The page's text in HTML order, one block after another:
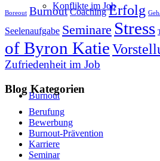
Konflikte im Job
Burnout
Boreout Burnout Coaching Erfolg
Seelenaufgabe Seminare Stress
of Byron Katie
Zufriedenheit im Job
Blog Kategorien
Berufung
Bewerbung
Burnout-Prävention
Karriere
Seminar